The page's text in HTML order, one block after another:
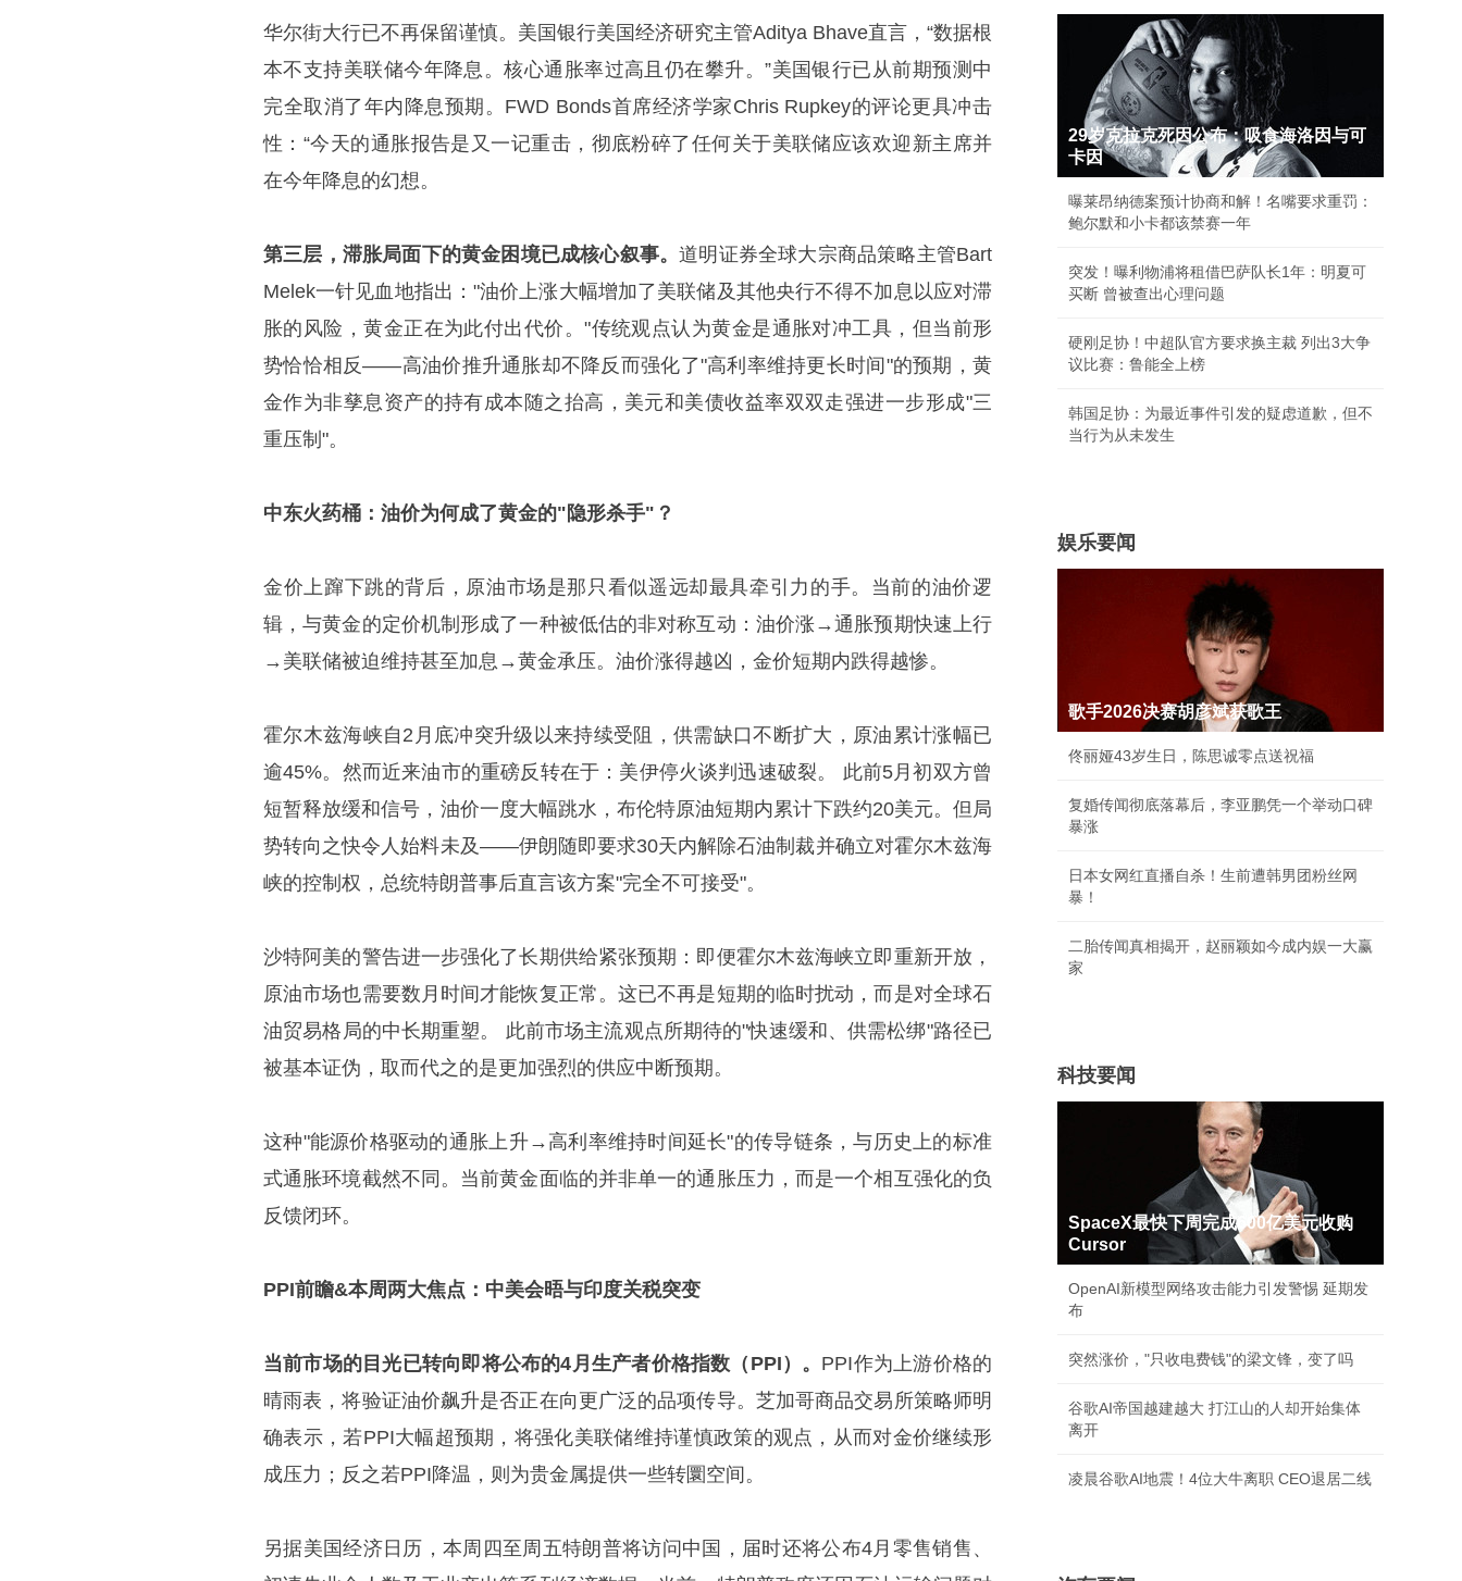
华尔街大行已不再保留谨慎。美国银行美国经济研究主管Aditya Bhave直言，“数据根
本不支持美联储今年降息。核心通胀率过高且仍在攀升。”美国银行已从前期预测中
完全取消了年内降息预期。FWD Bonds首席经济学家Chris Rupkey的评论更具冲击
性：“今天的通胀报告是又一记重击，彻底粉碎了任何关于美联储应该欢迎新主席并
在今年降息的幻想。
第三层，滞胀局面下的黄金困境已成核心叙事。道明证券全球大宗商品策略主管Bart
Melek一针见血地指出："油价上涨大幅增加了美联储及其他央行不得不加息以应对滞
胀的风险，黄金正在为此付出代价。"传统观点认为黄金是通胀对冲工具，但当前形
势恰恰相反——高油价推升通胀却不降反而强化了"高利率维持更长时间"的预期，黄
金作为非孳息资产的持有成本随之抬高，美元和美债收益率双双走强进一步形成"三
重压制"。
中东火药桶：油价为何成了黄金的"隐形杀手"？
金价上蹿下跳的背后，原油市场是那只看似遥远却最具牵引力的手。当前的油价逻
辑，与黄金的定价机制形成了一种被低估的非对称互动：油价涨→通胀预期快速上行
→美联储被迫维持甚至加息→黄金承压。油价涨得越凶，金价短期内跌得越惨。
霍尔木兹海峡自2月底冲突升级以来持续受阻，供需缺口不断扩大，原油累计涨幅已
逾45%。然而近来油市的重磅反转在于：美伊停火谈判迅速破裂。 此前5月初双方曾
短暂释放缓和信号，油价一度大幅跳水，布伦特原油短期内累计下跌约20美元。但局
势转向之快令人始料未及——伊朗随即要求30天内解除石油制裁并确立对霍尔木兹海
峡的控制权，总统特朗普事后直言该方案"完全不可接受"。
沙特阿美的警告进一步强化了长期供给紧张预期：即便霍尔木兹海峡立即重新开放，
原油市场也需要数月时间才能恢复正常。这已不再是短期的临时扰动，而是对全球石
油贸易格局的中长期重塑。 此前市场主流观点所期待的"快速缓和、供需松绑"路径已
被基本证伪，取而代之的是更加强烈的供应中断预期。
这种"能源价格驱动的通胀上升→高利率维持时间延长"的传导链条，与历史上的标准
式通胀环境截然不同。当前黄金面临的并非单一的通胀压力，而是一个相互强化的负
反馈闭环。
PPI前瞻&本周两大焦点：中美会晤与印度关税突变
当前市场的目光已转向即将公布的4月生产者价格指数（PPI）。 PPI作为上游价格的
晴雨表，将验证油价飙升是否正在向更广泛的品项传导。芝加哥商品交易所策略师明
确表示，若PPI大幅超预期，将强化美联储维持谨慎政策的观点，从而对金价继续形
成压力；反之若PPI降温，则为贵金属提供一些转圜空间。
另据美国经济日历，本周四至周五特朗普将访问中国，届时还将公布4月零售销售、
29岁克拉克死因公布：吸食海洛因与可
卡因
曝莱昂纳德案预计协商和解！名嘴要求重罚：
鲍尔默和小卡都该禁赛一年
突发！曝利物浦将租借巴萨队长1年：明夏可
买断 曾被查出心理问题
硬刚足协！中超队官方要求换主裁 列出3大争
议比赛：鲁能全上榜
韩国足协：为最近事件引发的疑虑道歉，但不
当行为从未发生
娱乐要闻
歌手2026决赛胡彦斌获歌王
佟丽娅43岁生日，陈思诚零点送祝福
复婚传闻彻底落幕后，李亚鹏凭一个举动口碑
暴涨
日本女网红直播自杀！生前遭韩男团粉丝网
暴！
二胎传闻真相揭开，赵丽颖如今成内娱一大赢
家
科技要闻
SpaceX最快下周完成600亿美元收购
Cursor
OpenAI新模型网络攻击能力引发警惕 延期发
布
突然涨价，"只收电费钱"的梁文锋，变了吗
谷歌AI帝国越建越大 打江山的人却开始集体
离开
凌晨谷歌AI地震！4位大牛离职 CEO退居二线